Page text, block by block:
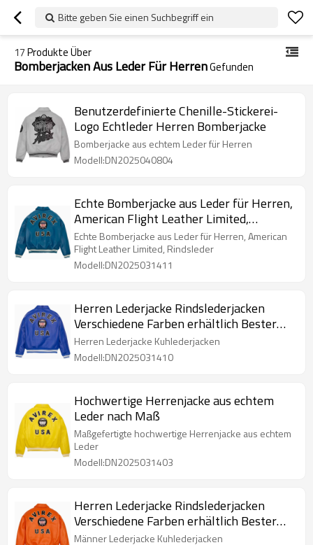
Bitte geben Sie einen Suchbegriff ein
17Produkte Über
Bomberjacken Aus Leder Für HerrenGefunden
Benutzerdefinierte Chenille-Stickerei-
Logo Echtleder Herren Bomberjacke
Bomberjacke aus echtem Leder für Herren
Modell:DN2025040804
Echte Bomberjacke aus Leder für Herren,
American Flight Leather Limited,
Rindsleder
Echte Bomberjacke aus Leder für Herren, American
Flight Leather Limited, Rindsleder
Modell:DN2025031411
Herren Lederjacke Rindslederjacken
Verschiedene Farben erhältlich Bester
Preis für Männer
Herren Lederjacke Kuhlederjacken
Modell:DN2025031410
Hochwertige Herrenjacke aus echtem
Leder nach Maß
Maßgefertigte hochwertige Herrenjacke aus echtem
Leder
Modell:DN2025031403
Herren Lederjacke Rindslederjacken
Verschiedene Farben erhältlich Bester
Preis für Herrenjacken
Männer Lederjacke Kuhlederjacken